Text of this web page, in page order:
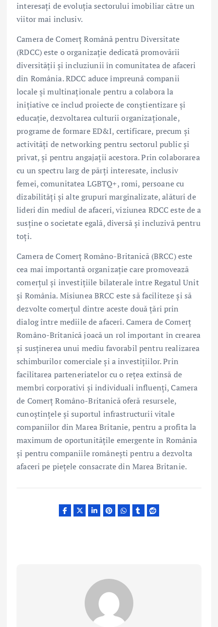
interesați de evoluția sectorului imobiliar către un
viitor mai inclusiv.
Camera de Comerț Română pentru Diversitate
(RDCC) este o organizație dedicată promovării
diversității și incluziunii în comunitatea de afaceri
din România. RDCC aduce împreună companii
locale și multinaționale pentru a colabora la
inițiative ce includ proiecte de conștientizare și
educație, dezvoltarea culturii organizaționale,
programe de formare ED&I, certificare, precum și
activități de networking pentru sectorul public și
privat, și pentru angajații acestora. Prin colaborarea
cu un spectru larg de părți interesate, inclusiv
femei, comunitatea LGBTQ+, romi, persoane cu
dizabilități și alte grupuri marginalizate, alături de
lideri din mediul de afaceri, viziunea RDCC este de a
susține o societate egală, diversă și incluzivă pentru
toți.
Camera de Comerț Româno-Britanică (BRCC) este
cea mai importantă organizație care promovează
comerțul și investițiile bilaterale între Regatul Unit
și România. Misiunea BRCC este să faciliteze și să
dezvolte comerțul dintre aceste două țări prin
dialog între mediile de afaceri. Camera de Comerț
Româno-Britanică joacă un rol important în crearea
și susținerea unui mediu favorabil pentru realizarea
schimburilor comerciale și a investițiilor. Prin
facilitarea parteneriatelor cu o rețea extinsă de
membri corporativi și individuali influenți, Camera
de Comerț Româno-Britanică oferă resursele,
cunoștințele și suportul infrastructurii vitale
companiilor din Marea Britanie, pentru a profita la
maximum de oportunitățile emergente în România
și pentru companiile românești pentru a dezvolta
afaceri pe piețele consacrate din Marea Britanie.